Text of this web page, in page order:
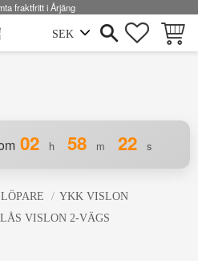
fraktfritt i Årjäng
02 h 58 m 21 s
YKK VISLON
VISLON 2-VÄGS